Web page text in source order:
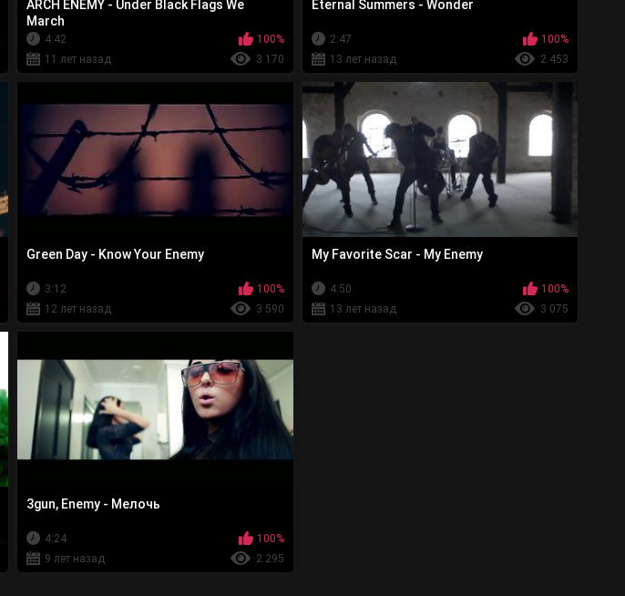
ARCH ENEMY - Under Black Flags We
March
4:42
100%
11 лет назад
3 170
Eternal Summers - Wonder
2:47
100%
13 лет назад
2 453
Green Day - Know Your Enemy
3:12
100%
12 лет назад
3 590
My Favorite Scar - My Enemy
4:50
100%
13 лет назад
3 075
3gun, Enemy - Мелочь
4:24
100%
9 лет назад
2 295